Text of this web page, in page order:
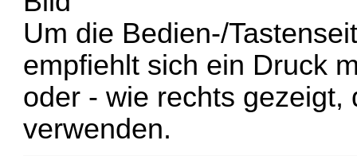
Um die Bedien-/
empfiehlt sich ein Druck
oder - wie rechts
verwenden.